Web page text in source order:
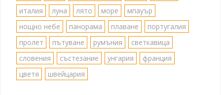
италия
луна лято море
мпауър
нощно небе
панорама плаване
португалия
пролет
пътуване румъния
светкавица
словения
състезание унгария
франция
цветя
швейцария